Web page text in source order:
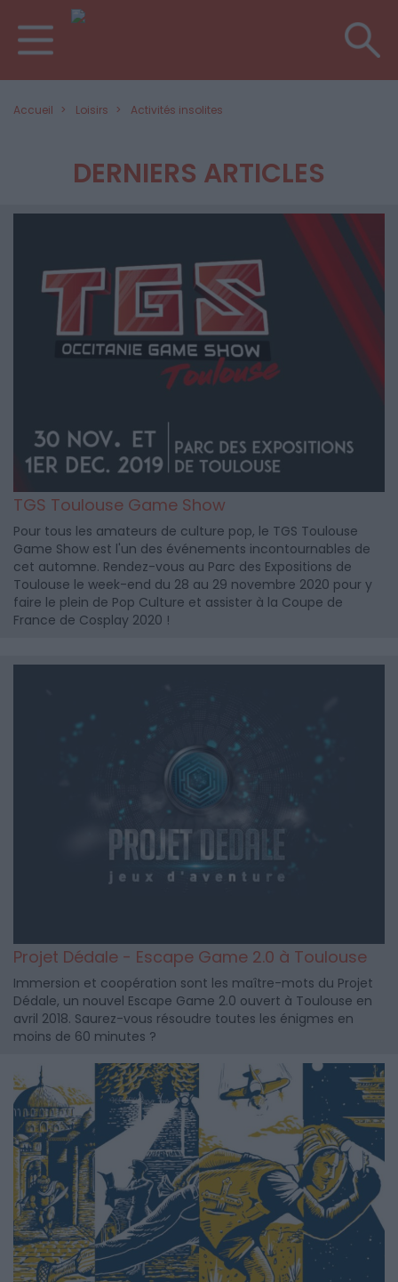
Accueil Loisirs Activités insolites
DERNIERS ARTICLES
TGS Toulouse Game Show
Pour tous les amateurs de culture pop, le TGS Toulouse
Game Show est l'un des événements incontournables de
cet automne. Rendez-vous au Parc des Expositions de
Toulouse le week-end du 28 au 29 novembre 2020 pour y
faire le plein de Pop Culture et assister à la Coupe de
France de Cosplay 2020 !
Projet Dédale - Escape Game 2.0 à Toulouse
Immersion et coopération sont les maître-mots du Projet
Dédale, un nouvel Escape Game 2.0 ouvert à Toulouse en
avril 2018. Saurez-vous résoudre toutes les énigmes en
moins de 60 minutes ?